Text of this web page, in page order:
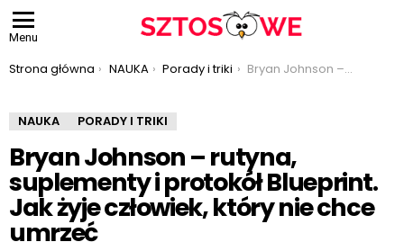
Menu
Jesteś tutaj:
Strona główna NAUKA Porady i triki Bryan Johnson – rutyna, suplementy i protokół Blueprint. Jak żyje człowiek, który nie chce umrzeć
NAUKA PORADY I TRIKI
Bryan Johnson – rutyna,
suplementy i protokół Blueprint.
Jak żyje człowiek, który nie chce
umrzeć